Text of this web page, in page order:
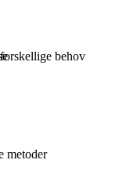
metoder
behov